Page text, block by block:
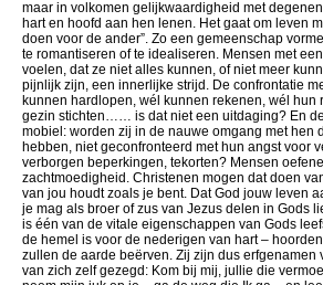
maar in volkomen gelijkwaardigheid met
hart en hoofd aan hen lenen. Het gaat om leven
doen voor de ander”. Zo een gemeenschap
te romantiseren of te idealiseren. Mensen met
voelen, dat ze niet alles kunnen, of niet meer
pijnlijk zijn, een innerlijke strijd. De confrontatie
kunnen hardlopen, wél kunnen rekenen, wél hun
gezin stichten…… is dat niet een uitdaging? En
mobiel: worden zij in de nauwe omgang met hen
hebben, niet geconfronteerd met hun angst voor
verborgen beperkingen, tekorten? Mensen
zachtmoedigheid. Christenen mogen dat doen
van jou houdt zoals je bent. Dat God jouw leven
je mag als broer of zus van Jezus delen in Gods
is één van de vitale eigenschappen van Gods
de hemel is voor de nederigen van hart –
zullen de aarde beërven. Zij zijn dus erfgenamen
van zich zelf gezegd: Kom bij mij, jullie die